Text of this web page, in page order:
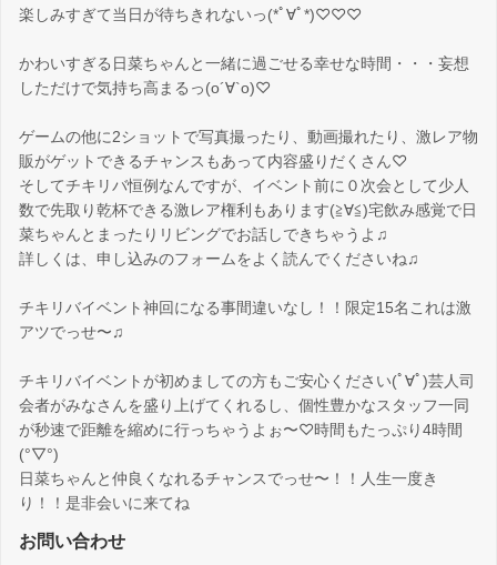
楽しみすぎて当日が待ちきれないっ(*ﾟ∀ﾟ*)♡♡♡
かわいすぎる日菜ちゃんと一緒に過ごせる幸せな時間・・・妄想
しただけで気持ち高まるっ(о´∀`о)♡
ゲームの他に2ショットで写真撮ったり、動画撮れたり、激レア物
販がゲットできるチャンスもあって内容盛りだくさん♡
そしてチキリバ恒例なんですが、イベント前に０次会として少人
数で先取り乾杯できる激レア権利もあります(≧∀≦)宅飲み感覚で日
菜ちゃんとまったりリビングでお話しできちゃうよ♫
詳しくは、申し込みのフォームをよく読んでくださいね♫
チキリバイベント神回になる事間違いなし！！限定15名これは激
アツでっせ〜♫
チキリバイベントが初めましての方もご安心ください(ﾟ∀ﾟ)芸人司
会者がみなさんを盛り上げてくれるし、個性豊かなスタッフ一同
が秒速で距離を縮めに行っちゃうよぉ〜♡時間もたっぷり4時間
(°▽°)
日菜ちゃんと仲良くなれるチャンスでっせ〜！！人生一度き
り！！是非会いに来てね
お問い合わせ